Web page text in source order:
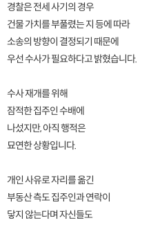
경찰은 전세 사기의 경우
건물 가치를 부풀렸는 지 등에 따라
소송의 방향이 결정되기 때문에
우선 수사가 필요하다고 밝혔습니다.
수사 재개를 위해
잠적한 집주인 수배에
나섰지만, 아직 행적은
묘연한 상황입니다.
개인 사유로 자리를 옮긴
부동산 측도 집주인과 연락이
닿지 않는다며 자신들도